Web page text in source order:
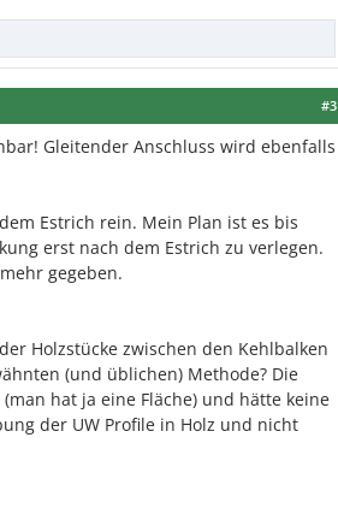
#3
Gleitender Anschluss wird ebenfalls
Estrich rein. Mein Plan ist es bis
erst nach dem Estrich zu verlegen.
gegeben.
Holzstücke zwischen den Kehlbalken
(und üblichen) Methode? Die
hat ja eine Fläche) und hätte keine
der UW Profile in Holz und nicht